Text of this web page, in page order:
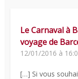
Le Carnaval à
voyage de
12/01/2016 à
[…] Si vous